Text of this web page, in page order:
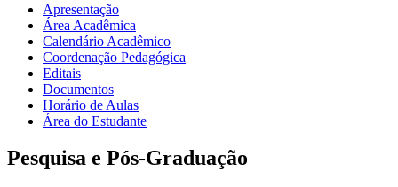
Apresentação
Área Acadêmica
Calendário Acadêmico
Coordenação Pedagógica
Editais
Documentos
Horário de Aulas
Área do Estudante
Pesquisa e Pós-Graduação